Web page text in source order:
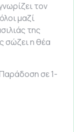
τον
μαζί
της
σώζει η θέα
σε 1-